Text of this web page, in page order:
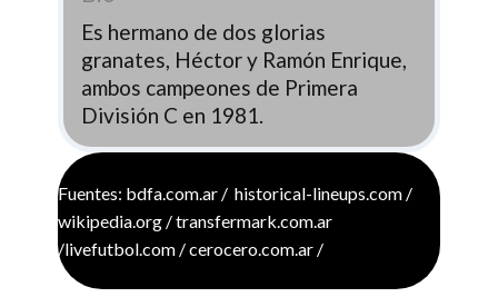
Es hermano de dos glorias
granates, Héctor y Ramón Enrique,
ambos campeones de Primera
División C en 1981.
Fuentes: bdfa.com.ar / historical-lineups.com /
wikipedia.org / transfermark.com.ar
/livefutbol.com / cerocero.com.ar /